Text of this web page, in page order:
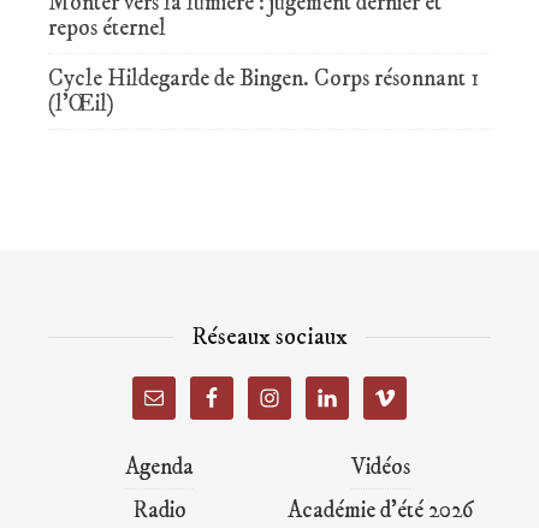
repos éternel
Cycle Hildegarde de Bingen. Corps résonnant 1
(l’Œil)
Réseaux sociaux
Agenda
Vidéos
Radio
Académie d’été 2026